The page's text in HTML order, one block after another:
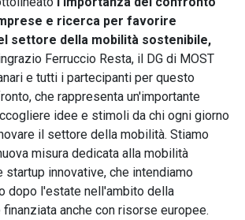
e ricerca per favorire
settore della mobilità sostenibile,
Ferruccio Resta, il DG di MOST
e tutti i partecipanti per questo
che rappresenta un'importante
idee e stimoli da chi ogni giorno
il settore della mobilità. Stiamo
misura dedicata alla mobilità
innovative, che intendiamo
dopo l'estate nell'ambito della
anche con risorse europee.